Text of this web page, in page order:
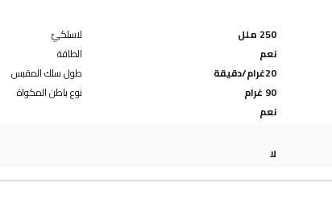
250 ملل لاسلكيّ
نعم الطاقة
20غرام/دقيقة طول سلك المقبس
90 غرام نوع باطن المكواة
نعم
لا